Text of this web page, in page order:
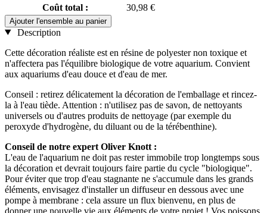
Coût total :
30,98 €
Ajouter l'ensemble au panier
Description
Cette décoration réaliste est en résine de polyester non toxique et
n'affectera pas l'équilibre biologique de votre aquarium. Convient
aux aquariums d'eau douce et d'eau de mer.
Conseil : retirez délicatement la décoration de l'emballage et rincez-
la à l'eau tiède. Attention : n'utilisez pas de savon, de nettoyants
universels ou d'autres produits de nettoyage (par exemple du
peroxyde d'hydrogène, du diluant ou de la térébenthine).
Conseil de notre expert Oliver Knott :
L'eau de l'aquarium ne doit pas rester immobile trop longtemps sous
la décoration et devrait toujours faire partie du cycle "biologique".
Pour éviter que trop d'eau stagnante ne s'accumule dans les grands
éléments, envisagez d'installer un diffuseur en dessous avec une
pompe à membrane : cela assure un flux bienvenu, en plus de
donner une nouvelle vie aux éléments de votre projet ! Vos poissons